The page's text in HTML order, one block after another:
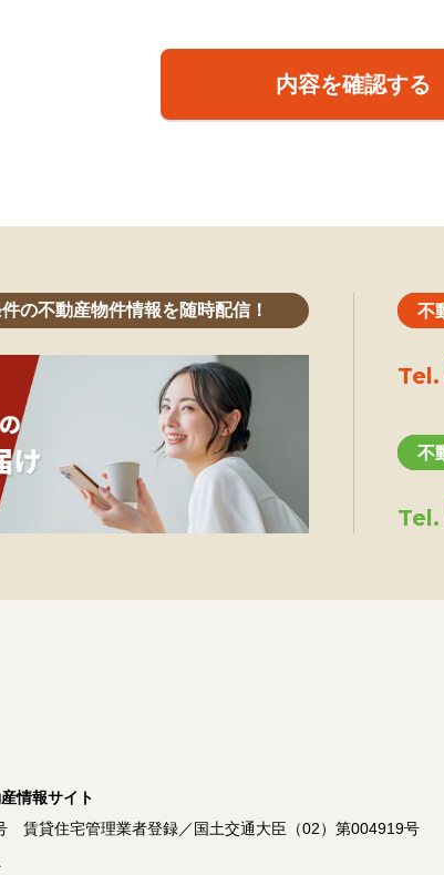
内容を確認する
の不動産物件情報を随時配信！ 不
Tel.
不
Tel.
情報サイト
賃貸住宅管理業者登録／国土交通大臣（02）第004919号